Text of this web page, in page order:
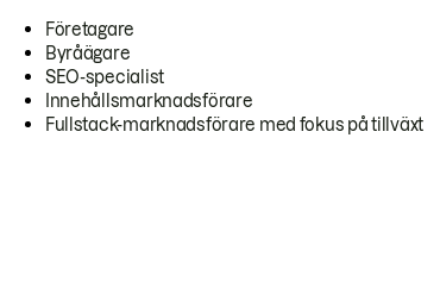
Företagare
Byråägare
SEO-specialist
Innehållsmarknadsförare
Fullstack-marknadsförare med fokus på tillväxt